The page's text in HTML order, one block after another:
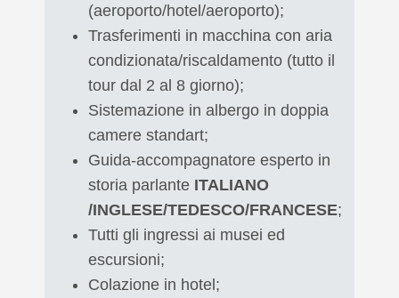
(aeroporto/hotel/aeroporto);
Trasferimenti in macchina con aria
condizionata/riscaldamento (tutto il
tour dal 2 al 8 giorno);
Sistemazione in albergo in doppia
camere standart;
Guida-accompagnatore esperto in
storia parlante ITALIANO
/INGLESE/TEDESCO/FRANCESE;
Tutti gli ingressi ai musei ed
escursioni;
Colazione in hotel;